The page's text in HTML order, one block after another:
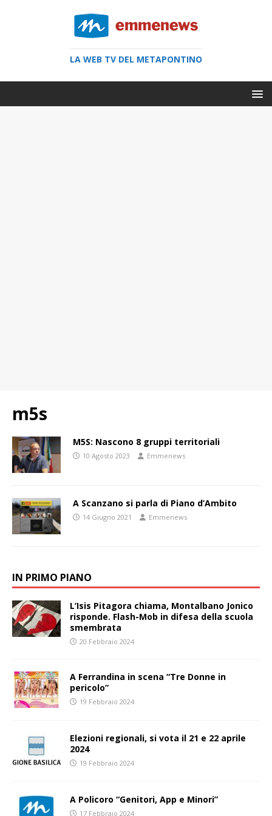
LA WEB TV DEL METAPONTINO
m5s
M5S: Nascono 8 gruppi territoriali
10 Agosto 2023 Emmenews
A Scanzano si parla di Piano d’Ambito
14 Giugno 2021 Emmenews
IN PRIMO PIANO
L’Isis Pitagora chiama, Montalbano Jonico
risponde. Flash-Mob in difesa della scuola
smembrata
20 Febbraio 2024
A Ferrandina in scena “Tre Donne in
pericolo”
19 Febbraio 2024
Elezioni regionali, si vota il 21 e 22 aprile
2024
19 Febbraio 2024
A Policoro “Genitori, App e Minori”
17 Febbraio 2024